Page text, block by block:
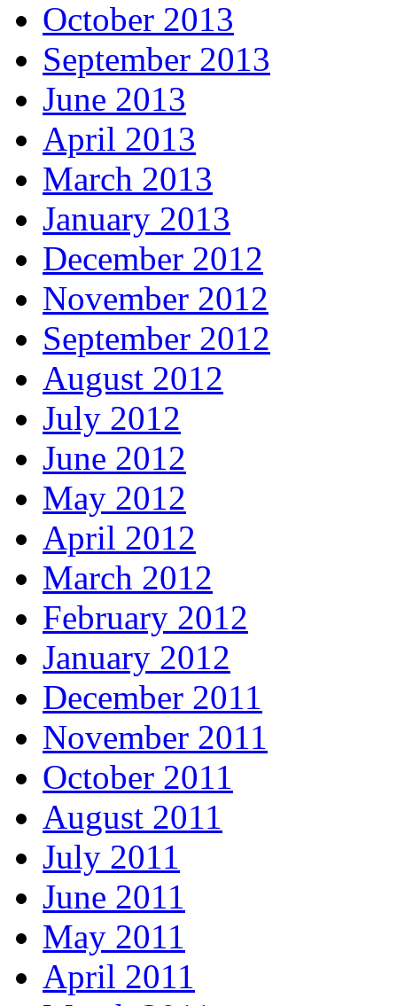
October 2013
September 2013
June 2013
April 2013
March 2013
January 2013
December 2012
November 2012
September 2012
August 2012
July 2012
June 2012
May 2012
April 2012
March 2012
February 2012
January 2012
December 2011
November 2011
October 2011
August 2011
July 2011
June 2011
May 2011
April 2011